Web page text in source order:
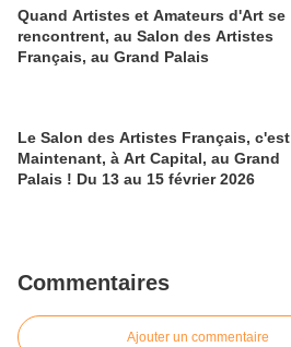
Quand Artistes et Amateurs d'Art se
rencontrent, au Salon des Artistes
Français, au Grand Palais
Le Salon des Artistes Français, c'est
Maintenant, à Art Capital, au Grand
Palais ! Du 13 au 15 février 2026
Commentaires
Ajouter un commentaire